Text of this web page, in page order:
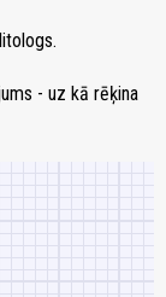
- uz kā rēķina